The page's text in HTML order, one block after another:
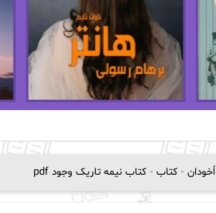
اُخودان - کتاب - کتاب نیمه تاریک وجود pdf